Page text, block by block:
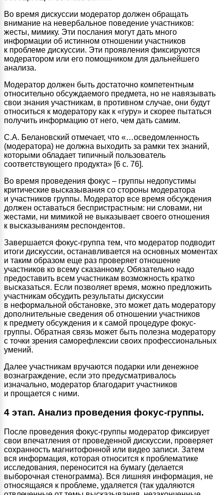
Во время дискуссии модератор должен обращать
внимание на невербальное поведение участников:
жесты, мимику. Эти послания могут дать много
информации об истинном отношении участников
к проблеме дискуссии. Эти проявления фиксируются
модератором или его помощником для дальнейшего
анализа.
Модератор должен быть достаточно компетентным
относительно обсуждаемого предмета, но не навязывать
свои знания участникам, в противном случае, они будут
относиться к модератору как к «гуру» и скорее пытаться
получить информацию от него, чем дать самим.
С.А. Белановский отмечает, что «…осведомленность
(модератора) не должна выходить за рамки тех знаний,
которыми обладает типичный пользователь
соответствующего продукта» [6 с. 76].
Во время проведения фокус – группы недопустимы
критические высказывания со стороны модератора
и участников группы. Модератор все время обсуждения
должен оставаться беспристрастным: ни словами, ни
жестами, ни мимикой не выказывает своего отношения
к высказываниям респондентов.
Завершается фокус-группа тем, что модератор подводит
итоги дискуссии, останавливается на основных моментах
и таким образом еще раз проверяет отношение
участников ко всему сказанному. Обязательно надо
предоставить всем участникам возможность кратко
высказаться. Если позволяет время, можно предложить
участникам обсудить результаты дискуссии
в неформальной обстановке, это может дать модератору
дополнительные сведения об отношении участников
к предмету обсуждения и к самой процедуре фокус-
группы. Обратная связь может быть полезна модератору
с точки зрения саморефлексии своих профессиональных
умений.
Далее участникам вручаются подарки или денежное
вознаграждение, если это предусматривалось
изначально, модератор благодарит участников
и прощается с ними.
4 этап. Анализ проведения фокус-группы.
После проведения фокус-группы модератор фиксирует
свои впечатления от проведенной дискуссии, проверяет
сохранность магнитофонной или видео записи. Затем
вся информация, которая относится к проблематике
исследования, переносится на бумагу (делается
выборочная стенограмма). Вся лишняя информация, не
относящаяся к проблеме, удаляется (так удаляются